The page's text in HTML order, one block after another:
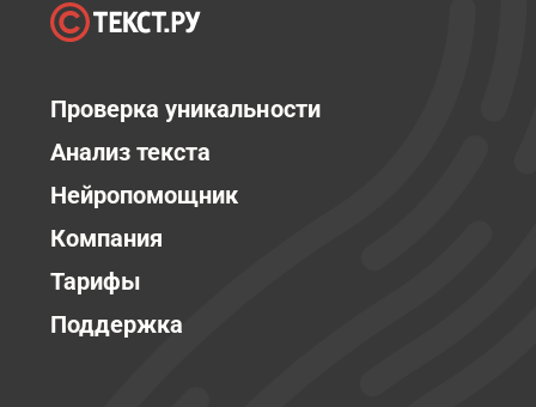
Проверка уникальности
Анализ текста
Нейропомощник
Компания
Тарифы
Поддержка